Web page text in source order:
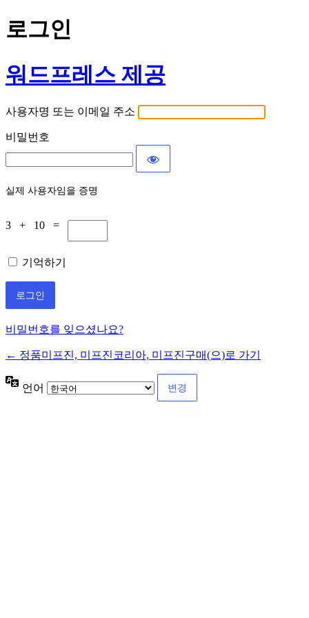
로그인
워드프레스 제공
사용자명 또는 이메일 주소
비밀번호
실제 사용자임을 증명
3 + 10 =
기억하기
비밀번호를 잊으셨나요?
← 정품미프진, 미프진코리아, 미프진구매(으)로 가기
언어